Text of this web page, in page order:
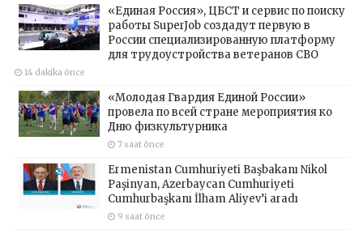
«Единая Россия», ЦБСТ и сервис по поиску
работы SuperJob создадут первую в
России специализированную платформу
для трудоустройства ветеранов СВО
14 dakika önce
«Молодая Гвардия Единой России»
провела по всей стране мероприятия ко
Дню физкультурника
7 saat önce
Ermenistan Cumhuriyeti Başbakanı Nikol
Paşinyan, Azerbaycan Cumhuriyeti
Cumhurbaşkanı İlham Aliyev’i aradı
9 saat önce